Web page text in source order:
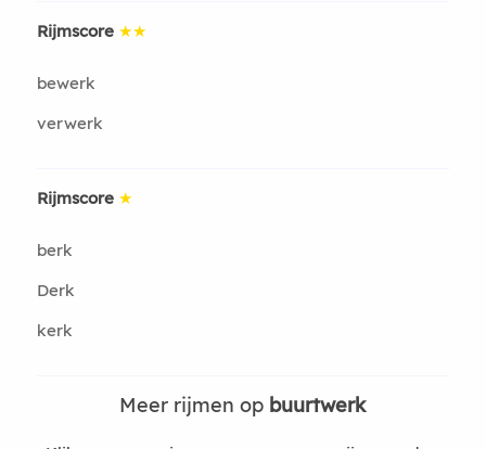
Rijmscore ★★
bewerk
verwerk
Rijmscore ★
berk
Derk
kerk
Meer rijmen op buurtwerk